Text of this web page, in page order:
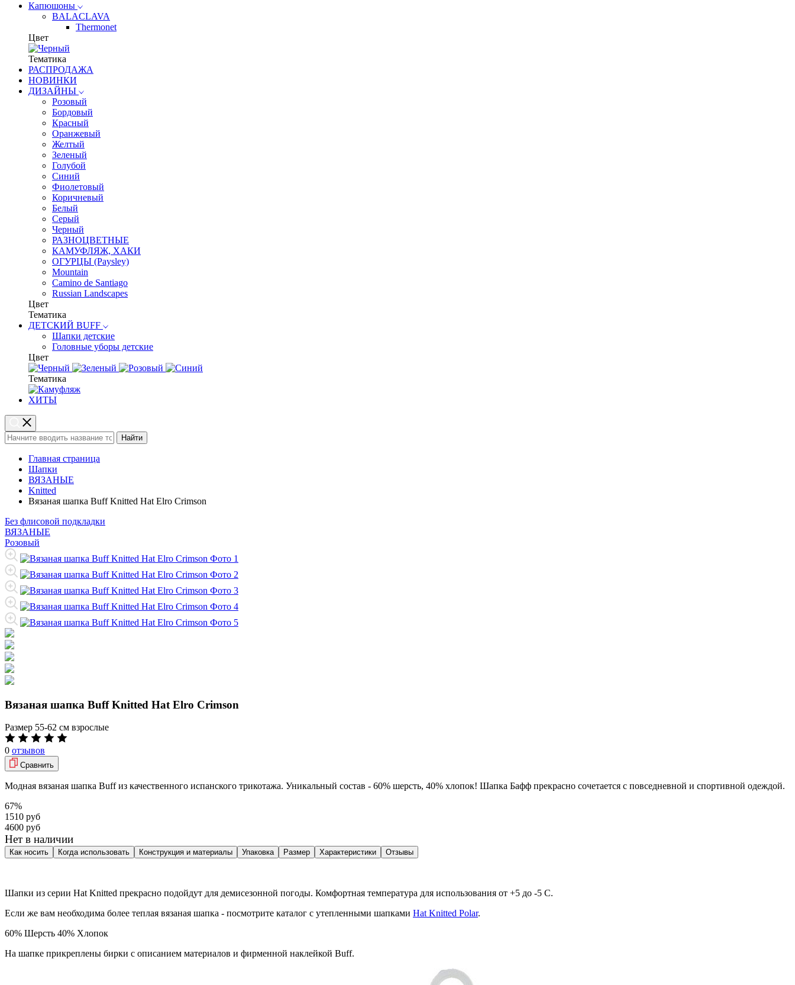
Капюшоны
BALACLAVA
Thermonet
Цвет
Тематика
РАСПРОДАЖА
НОВИНКИ
ДИЗАЙНЫ
Розовый
Бордовый
Красный
Оранжевый
Желтый
Зеленый
Голубой
Синий
Фиолетовый
Коричневый
Белый
Серый
Черный
РАЗНОЦВЕТНЫЕ
КАМУФЛЯЖ, ХАКИ
ОГУРЦЫ (Paysley)
Mountain
Camino de Santiago
Russian Landscapes
Цвет
Тематика
ДЕТСКИЙ BUFF
Шапки детские
Головные уборы детские
Цвет
Тематика
ХИТЫ
Найти
Главная страница
Шапки
ВЯЗАНЫЕ
Knitted
Вязаная шапка Buff Knitted Hat Elro Crimson
Без флисовой подкладки
ВЯЗАНЫЕ
Розовый
Вязаная шапка Buff Knitted Hat Elro Crimson
Размер 55-62 см взрослые
0 отзывов
Сравнить
Модная вязаная шапка Buff из качественного испанского трикотажа. Уникальный состав - 60% шерсть, 40% хлопок! Шапка Бафф прекрасно сочетается с повседневной и спортивной одеждой.
67%
1510 руб
4600 руб
Нет в наличии
Как носить Когда использовать Конструкция и материалы Упаковка Размер Характеристики Отзывы
Шапки из серии Hat Knitted прекрасно подойдут для демисезонной погоды. Комфортная температура для использования от +5 до -5 С.
Если же вам необходима более теплая вязаная шапка - посмотрите каталог с утепленными шапками Hat Knitted Polar.
60% Шерсть 40% Хлопок
На шапке прикреплены бирки с описанием материалов и фирменной наклейкой Buff.